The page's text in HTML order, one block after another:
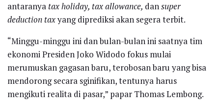
antaranya tax holiday, tax allowance, dansuper
deduction taxyang diprediksi akan segera terbit.
“Minggu-minggu ini dan bulan-bulan ini saatnya tim
ekonomi Presiden Joko Widodo fokus mulai
merumuskan gagasan baru, terobosan baru yang bisa
mendorong secara sginifikan, tentunya harus
mengikuti realita di pasar,” papar Thomas Lembong.